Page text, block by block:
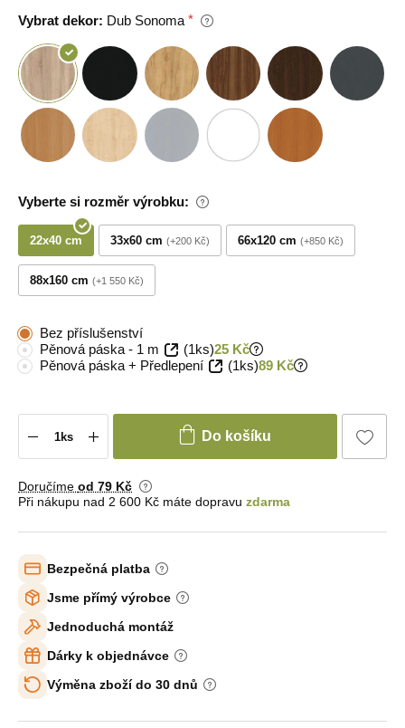
Vybrat dekor: Dub Sonoma
Vyberte si rozměr výrobku:
22x40 cm 33x60 cm +200 Kč 66x120 cm +850 Kč
88x160 cm +1 550 Kč
Bez příslušenství
Pěnová páska - 1 m
(1ks)25 Kč
Pěnová páska + Předlepení
(1ks)89 Kč
Do košíku
Doručíme od 79 Kč
Při nákupu nad 2 600 Kč máte dopravu zdarma
Bezpečná platba
Jsme přímý výrobce
Jednoduchá montáž
Dárky k objednávce
Výměna zboží do 30 dnů